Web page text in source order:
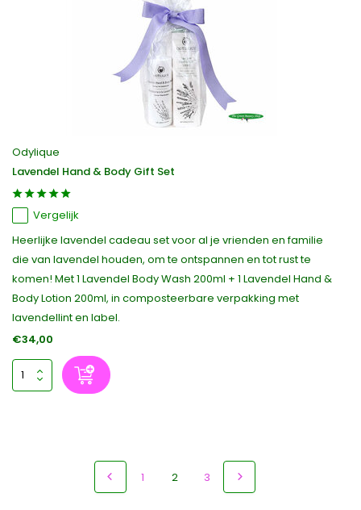
Odylique
Lavendel Hand & Body Gift Set
Vergelijk
Heerlijke lavendel cadeau set voor al je vrienden en familie
die van lavendel houden, om te ontspannen en tot rust te
komen! Met 1 Lavendel Body Wash 200ml + 1 Lavendel Hand &
Body Lotion 200ml, in composteerbare verpakking met
lavendellint en label.
€34,00
1 2 3